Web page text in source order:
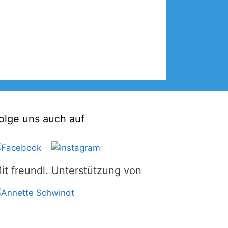
uns auch auf
freundl. Unterstützung von